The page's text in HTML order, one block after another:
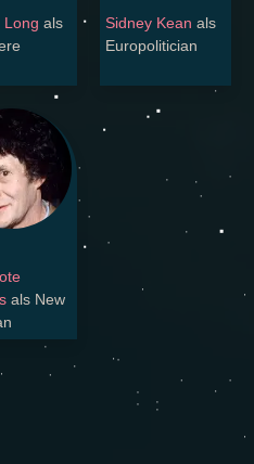
Long als
Sidney Kean als
Europolitician
als New